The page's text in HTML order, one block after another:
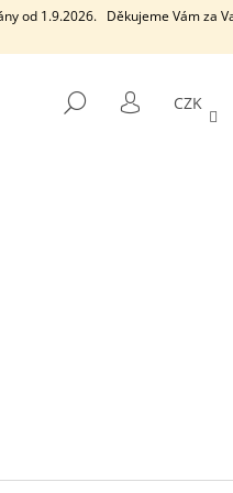
od 1.9.2026. Děkujeme Vám za
HLEDAT CZK
VONNÁ